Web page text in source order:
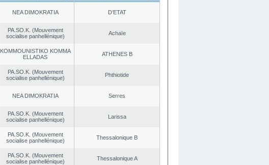
NEA DΙMOKRATIA D’ETAT
PA.SO.K. (Mouvement
socialise panhellénique)
Achaïe
KOMMOUNISTIKO KOMMA
ELLADAS
ATHENES Β
PA.SO.K. (Mouvement
socialise panhellénique)
Phthiotide
NEA DΙMOKRATIA Serres
PA.SO.K. (Mouvement
socialise panhellénique)
Larissa
PA.SO.K. (Mouvement
socialise panhellénique)
Thessalonique B
PA.SO.K. (Mouvement
socialise panhellénique)
Thessalonique A